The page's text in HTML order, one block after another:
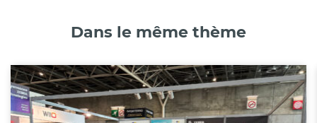
Dans le même thème